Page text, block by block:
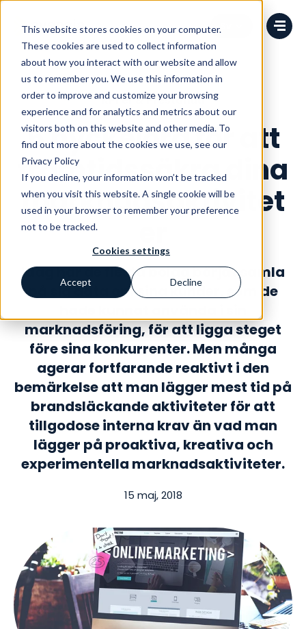
This website stores cookies on your computer.
These cookies are used to collect information
about how you interact with our website and allow
us to remember you. We use this information in
order to improve and customize your browsing
experience and for analytics and metrics about our
visitors both on this website and other media. To
find out more about the cookies we use, see our
Privacy Policy
If you decline, your information won’t be tracked
when you visit this website. A single cookie will be
used in your browser to remember your preference
not to be tracked.
Cookies settings
Accept Decline
Change language
KPI'er & Prestanda
5 nyckelord för att
framtidssäkra dina
marknadsaktivitet
Idag har de flesta bolag börjat samla
på sig data om sina kunder, som de
marknadsföring, för att ligga steget
före sina konkurrenter. Men många
agerar fortfarande reaktivt i den
bemärkelse att man lägger mest tid på
brandsläckande aktiviteter för att
tillgodose interna krav än vad man
lägger på proaktiva, kreativa och
experimentella marknadsaktiviteter.
15 maj, 2018